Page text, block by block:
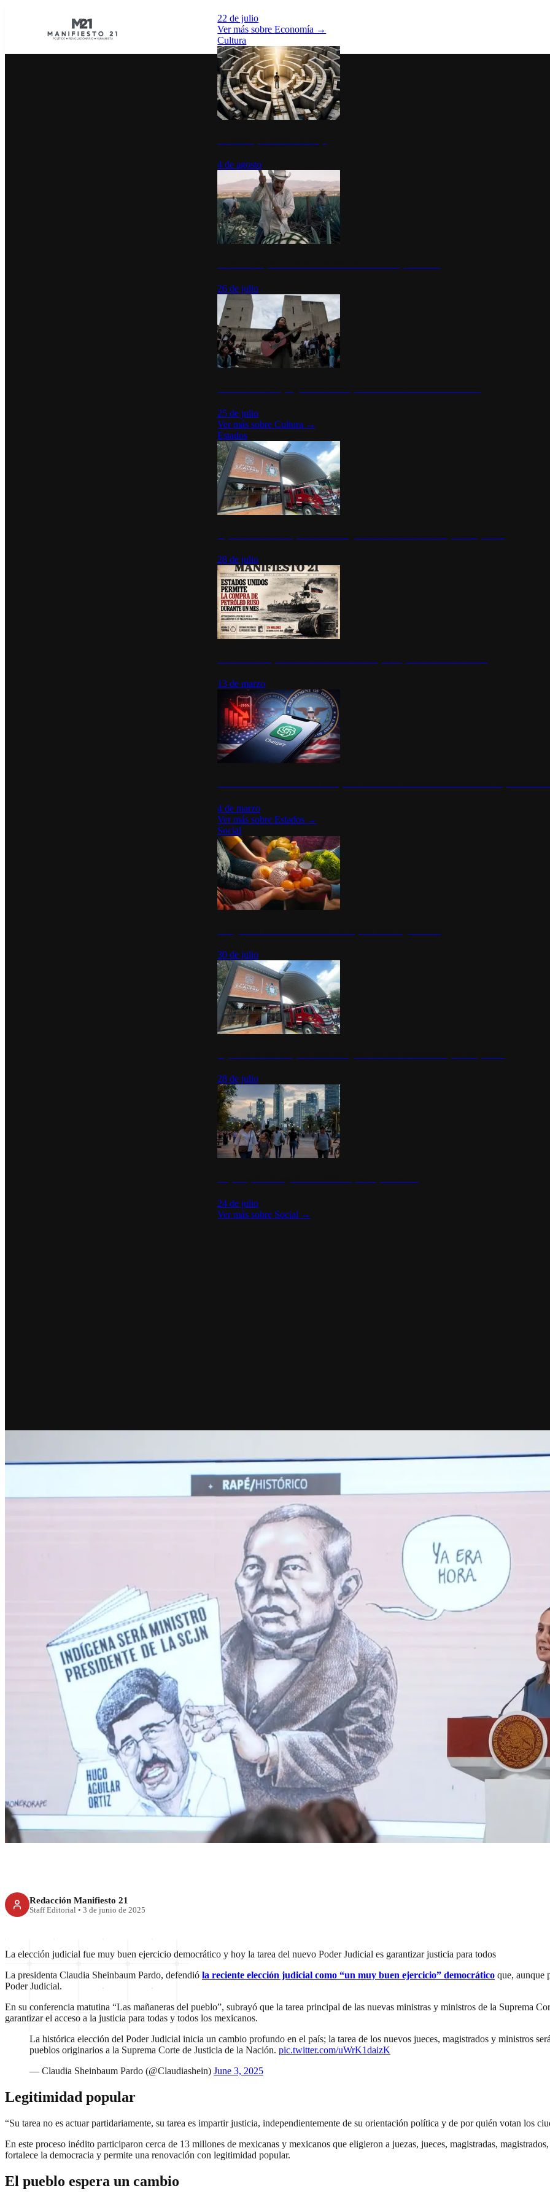
22 de julio
Ver más sobreEconomía →
Cultura
4 de agosto
26 de julio
25 de julio
Ver más sobreCultura →
Estados
28 de julio
13 de marzo
4 de marzo
Ver más sobreEstados →
Social
30 de julio
28 de julio
24 de julio
Ver más sobre Social →
RECIENTE
“Justicia para todos, no política
partidista”: Sheinbaum; defiende
elección judicial
Redacción Manifiesto 21
Staff Editorial • 3 de junio de 2025
La elección judicial fue muy buen ejercicio democrático y hoy la tarea del nuevo Poder Judicial es garantizar justicia para todos
La presidenta Claudia Sheinbaum Pardo, defendió la reciente elección judicial como “un muy buen ejercicio” democrático que, aunque
Poder Judicial.
En su conferencia matutina “Las mañaneras del pueblo”, subrayó que la tarea principal de las nuevas ministras y ministros de la Suprema
garantizar el acceso a la justicia para todas y todos los mexicanos.
La histórica elección del Poder Judicial inicia un cambio profundo en el país; la tarea de los nuevos jueces, magistrados y ministros
pueblos originarios a la Suprema Corte de Justicia de la Nación. pic.twitter.com/uWrK1daizK
— Claudia Sheinbaum Pardo (@Claudiashein) June 3, 2025
Legitimidad popular
“Su tarea no es actuar partidariamente, su tarea es impartir justicia, independientemente de su orientación política y de por quién votan los
En este proceso inédito participaron cerca de 13 millones de mexicanas y mexicanos que eligieron a juezas, jueces, magistradas,
fortalece la democracia y permite una renovación con legitimidad popular.
El pueblo espera un cambio